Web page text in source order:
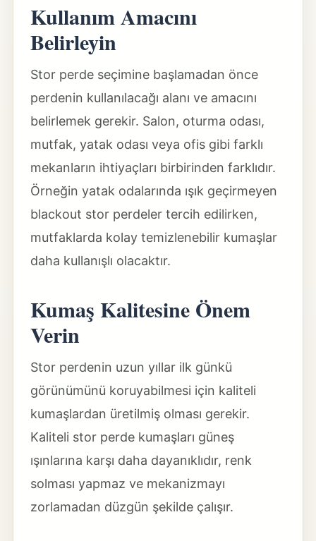
Kullanım Amacını
Belirleyin
Stor perde seçimine başlamadan önce
perdenin kullanılacağı alanı ve amacını
belirlemek gerekir. Salon, oturma odası,
mutfak, yatak odası veya ofis gibi farklı
mekanların ihtiyaçları birbirinden farklıdır.
Örneğin yatak odalarında ışık geçirmeyen
blackout stor perdeler tercih edilirken,
mutfaklarda kolay temizlenebilir kumaşlar
daha kullanışlı olacaktır.
Kumaş Kalitesine Önem
Verin
Stor perdenin uzun yıllar ilk günkü
görünümünü koruyabilmesi için kaliteli
kumaşlardan üretilmiş olması gerekir.
Kaliteli stor perde kumaşları güneş
ışınlarına karşı daha dayanıklıdır, renk
solması yapmaz ve mekanizmayı
zorlamadan düzgün şekilde çalışır.